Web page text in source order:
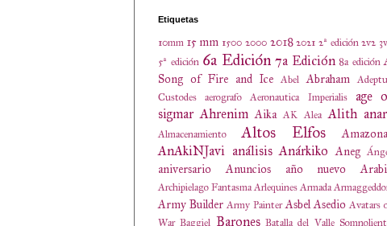
Etiquetas
10mm 15 mm 1500 2000 2018 2021 2ª edición 2v2
5ª edición 6a Edición 7a Edición 8a edición
Song of Fire and Ice Abel Abraham
Custodes
aerografo Aeronautica Imperialis
age
sigmar Ahrenim Aika AK Alea Alith
Almacenamiento Altos Elfos
AnAkiNJavi análisis Anárkiko Aneg
aniversario Anuncios año nuevo
Archipielago FantasmaArlequinesArmada
Army Builder Army Painter Asbel Asedio Avatars
War Baggiel Barones Batalla del Valle